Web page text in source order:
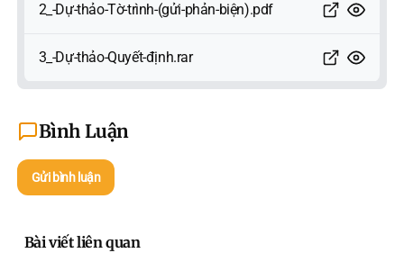
2_-Dự-thảo-Tờ-trình-(gửi-phản-biện).pdf
3_-Dự-thảo-Quyết-định.rar
Bình Luận
Gửi bình luận
Bài viết liên quan